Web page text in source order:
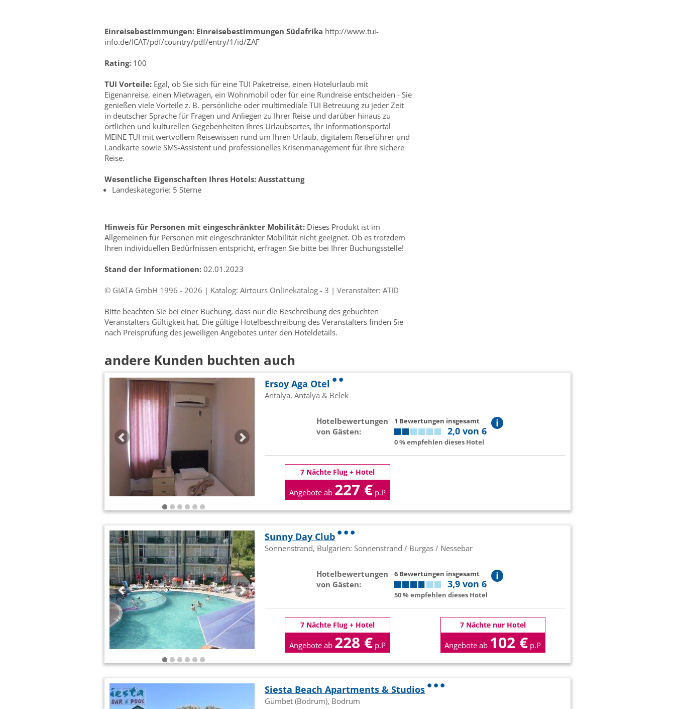
Einreisebestimmungen: Einreisebestimmungen Südafrika http://www.tui-
info.de/ICAT/pdf/country/pdf/entry/1/id/ZAF
Rating: 100
TUI Vorteile: Egal, ob Sie sich für eine TUI Paketreise, einen Hotelurlaub mit
Eigenanreise, einen Mietwagen, ein Wohnmobil oder für eine Rundreise entscheiden - Sie
genießen viele Vorteile z. B. persönliche oder multimediale TUI Betreuung zu jeder Zeit
in deutscher Sprache für Fragen und Anliegen zu Ihrer Reise und darüber hinaus zu
örtlichen und kulturellen Gegebenheiten Ihres Urlaubsortes, Ihr Informationsportal
MEINE TUI mit wertvollem Reisewissen rund um Ihren Urlaub, digitalem Reiseführer und
Landkarte sowie SMS-Assistent und professionelles Krisenmanagement für Ihre sichere
Reise.
Wesentliche Eigenschaften Ihres Hotels: Ausstattung
Landeskategorie: 5 Sterne
Hinweis für Personen mit eingeschränkter Mobilität: Dieses Produkt ist im
Allgemeinen für Personen mit eingeschränkter Mobilität nicht geeignet. Ob es trotzdem
Ihren individuellen Bedürfnissen entspricht, erfragen Sie bitte bei Ihrer Buchungsstelle!
Stand der Informationen: 02.01.2023
© GIATA GmbH 1996 - 2026 | Katalog: Airtours Onlinekatalog - 3 | Veranstalter: ATID
Bitte beachten Sie bei einer Buchung, dass nur die Beschreibung des gebuchten
Veranstalters Gültigkeit hat. Die gültige Hotelbeschreibung des Veranstalters finden Sie
nach Preisprüfung des jeweiligen Angebotes unter den Hoteldetails.
andere Kunden buchten auch
Ersoy Aga Otel
Antalya, Antalya & Belek
Hotelbewertungen
von Gästen:
1 Bewertungen insgesamt
2,0 von 6
0 % empfehlen dieses Hotel
7 Nächte Flug + Hotel
Angebote ab 227 € p.P
Sunny Day Club
Sonnenstrand, Bulgarien: Sonnenstrand / Burgas / Nessebar
Hotelbewertungen
von Gästen:
6 Bewertungen insgesamt
3,9 von 6
50 % empfehlen dieses Hotel
7 Nächte Flug + Hotel
Angebote ab 228 € p.P
7 Nächte nur Hotel
Angebote ab 102 € p.P
Siesta Beach Apartments & Studios
Gümbet (Bodrum), Bodrum